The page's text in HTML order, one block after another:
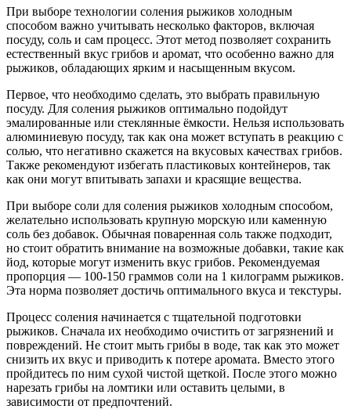
При выборе технологии соления рыжиков холодным
способом важно учитывать несколько факторов, включая
посуду, соль и сам процесс. Этот метод позволяет сохранить
естественный вкус грибов и аромат, что особенно важно для
рыжиков, обладающих ярким и насыщенным вкусом.
Первое, что необходимо сделать, это выбрать правильную
посуду. Для соления рыжиков оптимально подойдут
эмалированные или стеклянные ёмкости. Нельзя использовать
алюминиевую посуду, так как она может вступать в реакцию с
солью, что негативно скажется на вкусовых качествах грибов.
Также рекомендуют избегать пластиковых контейнеров, так
как они могут впитывать запахи и красящие вещества.
При выборе соли для соления рыжиков холодным способом,
желательно использовать крупную морскую или каменную
соль без добавок. Обычная поваренная соль также подходит,
но стоит обратить внимание на возможные добавки, такие как
йод, которые могут изменить вкус грибов. Рекомендуемая
пропорция — 100-150 граммов соли на 1 килограмм рыжиков.
Эта норма позволяет достичь оптимального вкуса и текстуры.
Процесс соления начинается с тщательной подготовки
рыжиков. Сначала их необходимо очистить от загрязнений и
повреждений. Не стоит мыть грибы в воде, так как это может
снизить их вкус и приводить к потере аромата. Вместо этого
пройдитесь по ним сухой чистой щеткой. После этого можно
нарезать грибы на ломтики или оставить целыми, в
зависимости от предпочтений.